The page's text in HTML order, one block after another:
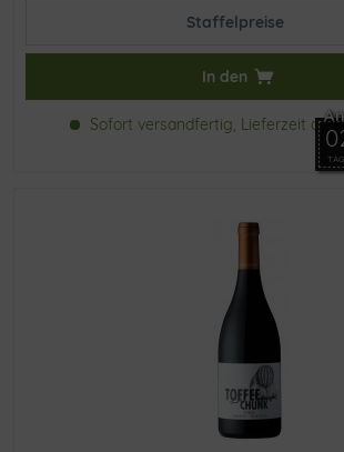
Staffelpreise
In den
Sofort versandfertig, Lieferzeit ca.